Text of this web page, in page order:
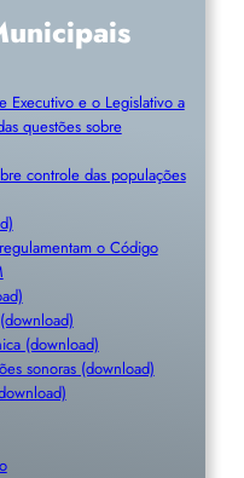
e o Legislativo a
questões sobre
controle das populações
o Código
(download)
sonoras (download)